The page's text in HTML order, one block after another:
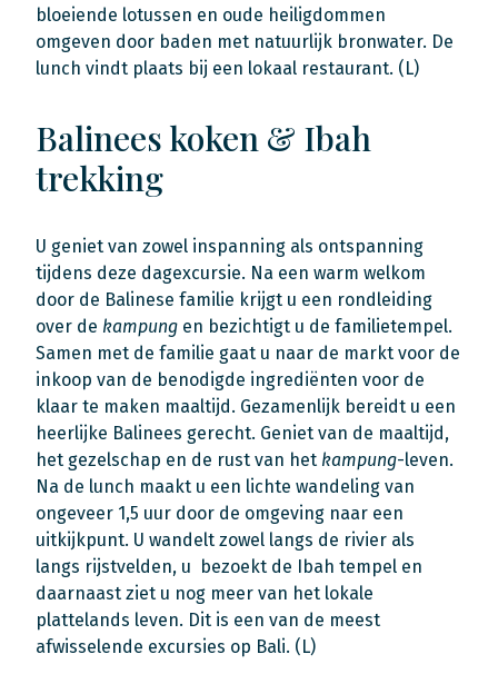
bloeiende lotussen en oude heiligdommen
omgeven door baden met natuurlijk bronwater. De
lunch vindt plaats bij een lokaal restaurant. (L)
Balinees koken & Ibah
trekking
U geniet van zowel inspanning als ontspanning
tijdens deze dagexcursie. Na een warm welkom
door de Balinese familie krijgt u een rondleiding
over de kampung en bezichtigt u de familietempel.
Samen met de familie gaat u naar de markt voor de
inkoop van de benodigde ingrediënten voor de
klaar te maken maaltijd. Gezamenlijk bereidt u een
heerlijke Balinees gerecht. Geniet van de maaltijd,
het gezelschap en de rust van het kampung-leven.
Na de lunch maakt u een lichte wandeling van
ongeveer 1,5 uur door de omgeving naar een
uitkijkpunt. U wandelt zowel langs de rivier als
langs rijstvelden, u bezoekt de Ibah tempel en
daarnaast ziet u nog meer van het lokale
plattelands leven. Dit is een van de meest
afwisselende excursies op Bali. (L)